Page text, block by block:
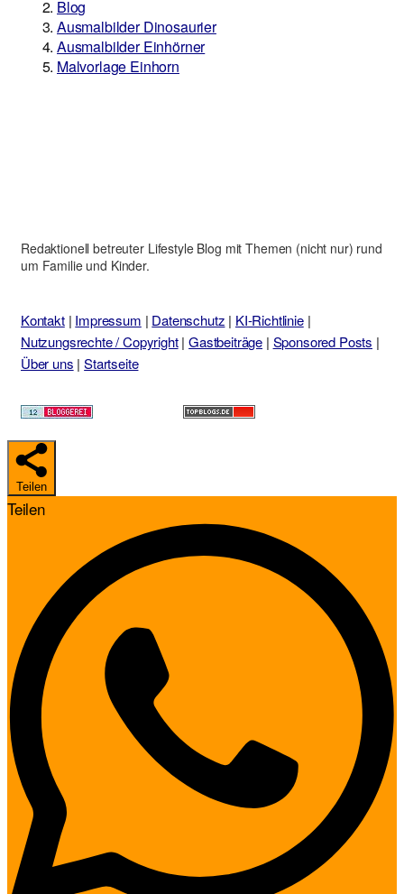
Blog
Ausmalbilder Dinosaurier
Ausmalbilder Einhörner
Malvorlage Einhorn
Redaktionell betreuter Lifestyle Blog mit Themen (nicht nur) rund
um Familie und Kinder.
Kontakt| Impressum | Datenschutz | KI-Richtlinie|
Nutzungsrechte / Copyright|Gastbeiträge | Sponsored Posts |
Über uns |Startseite
Teilen
Teilen